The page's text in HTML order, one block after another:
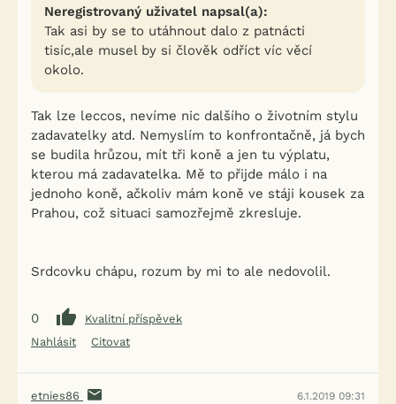
Neregistrovaný uživatel napsal(a):
Tak asi by se to utáhnout dalo z patnácti
tisíc,ale musel by si člověk odříct víc věcí
okolo.
Tak lze leccos, nevíme nic dalšího o životním stylu
zadavatelky atd. Nemyslím to konfrontačně, já bych
se budila hrůzou, mít tři koně a jen tu výplatu,
kterou má zadavatelka. Mě to přijde málo i na
jednoho koně, ačkoliv mám koně ve stáji kousek za
Prahou, což situaci samozřejmě zkresluje.
Srdcovku chápu, rozum by mi to ale nedovolil.
0
Kvalitní příspěvek
Nahlásit
Citovat
etnies86 6.1.2019 09:31